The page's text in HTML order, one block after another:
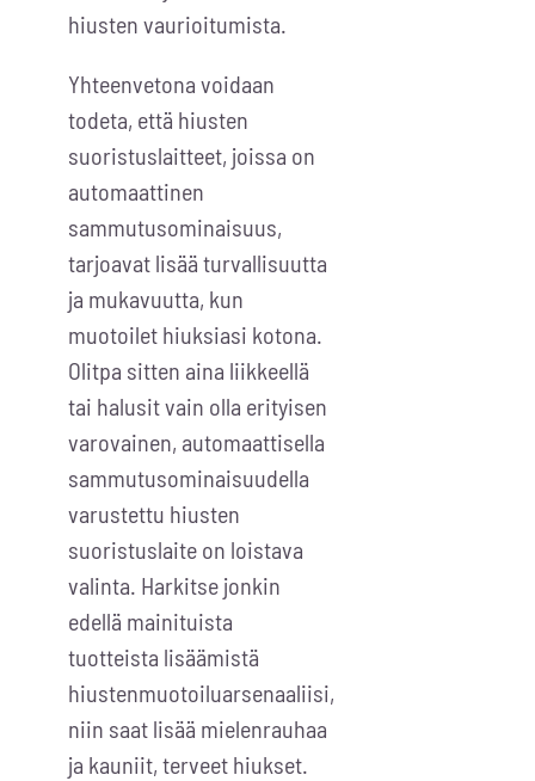
hiusten vaurioitumista.
Yhteenvetona voidaan
todeta, että hiusten
suoristuslaitteet, joissa on
automaattinen
sammutusominaisuus,
tarjoavat lisää turvallisuutta
ja mukavuutta, kun
muotoilet hiuksiasi kotona.
Olitpa sitten aina liikkeellä
tai halusit vain olla erityisen
varovainen, automaattisella
sammutusominaisuudella
varustettu hiusten
suoristuslaite on loistava
valinta. Harkitse jonkin
edellä mainituista
tuotteista lisäämistä
hiustenmuotoiluarsenaaliisi,
niin saat lisää mielenrauhaa
ja kauniit, terveet hiukset.